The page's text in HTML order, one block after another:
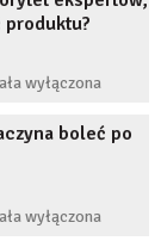
produktu?
wyłączona
boleć po
wyłączona